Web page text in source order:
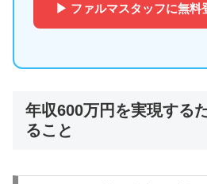
▶ ファルマスタッフに無料
年収600万円を実現する
ること